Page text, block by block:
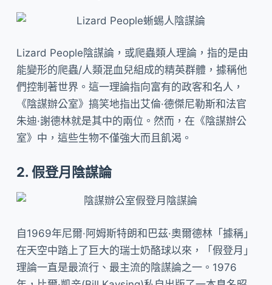
Lizard People陰謀論，或爬蟲類人理論，指的是由
能變形的爬蟲/人類混血兒組成的精英群體，據稱他
們控制著世界。這一理論指向富有的政客和名人，
《陰謀辦公室》搞笑地指出艾倫·德傑尼勒斯和法官
朱迪·謝德林就是其中的兩位。然而，在《陰謀辦公
室》中，這些生物不僅強大而且飢渴。
2. 假登月陰謀論
自1969年尼爾·阿姆斯特朗和巴茲·奧爾德林「據稱」
在天空中踏上了巨大的瑞士奶酪球以來，「假登月」
理論一直是最流行、最主流的陰謀論之一。1976